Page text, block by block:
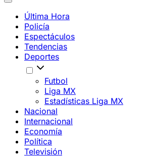
Última Hora
Policía
Espectáculos
Tendencias
Deportes
Futbol
Liga MX
Estadísticas Liga MX
Nacional
Internacional
Economía
Política
Televisión